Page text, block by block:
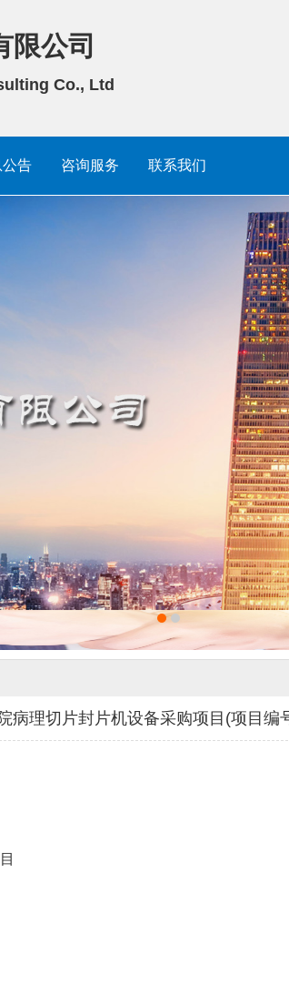
限公司
Co., Ltd
告 咨询服务 联系我们
病理切片封片机设备采购项目(项目